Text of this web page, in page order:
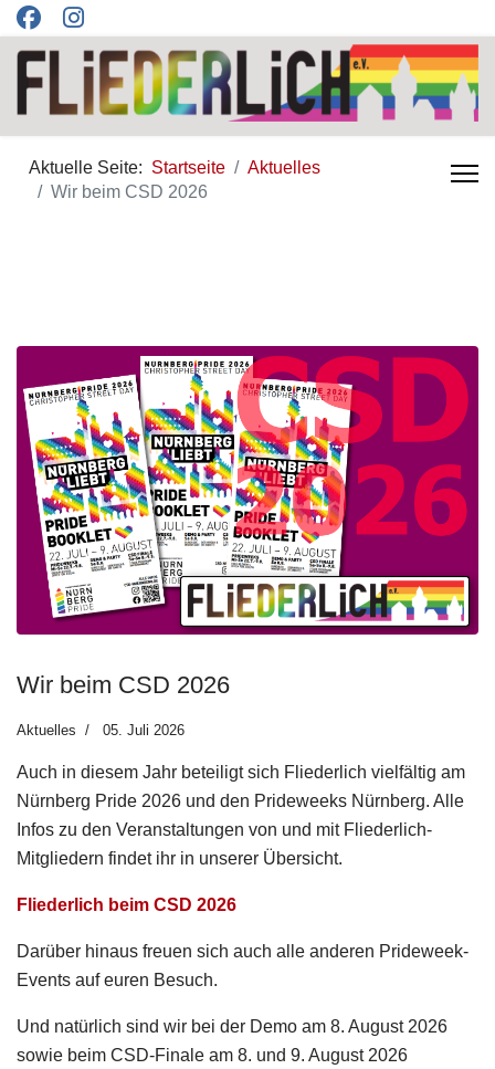
Aktuelle Seite: Startseite
Aktuelles
Wir beim CSD 2026
Wir beim CSD 2026
Aktuelles 05. Juli 2026
Auch in diesem Jahr beteiligt sich Fliederlich vielfältig am
Nürnberg Pride 2026 und den Prideweeks Nürnberg. Alle
Infos zu den Veranstaltungen von und mit Fliederlich-
Mitgliedern findet ihr in unserer Übersicht.
Fliederlich beim CSD 2026
Darüber hinaus freuen sich auch alle anderen Prideweek-
Events auf euren Besuch.
Und natürlich sind wir bei der Demo am 8. August 2026
sowie beim CSD-Finale am 8. und 9. August 2026